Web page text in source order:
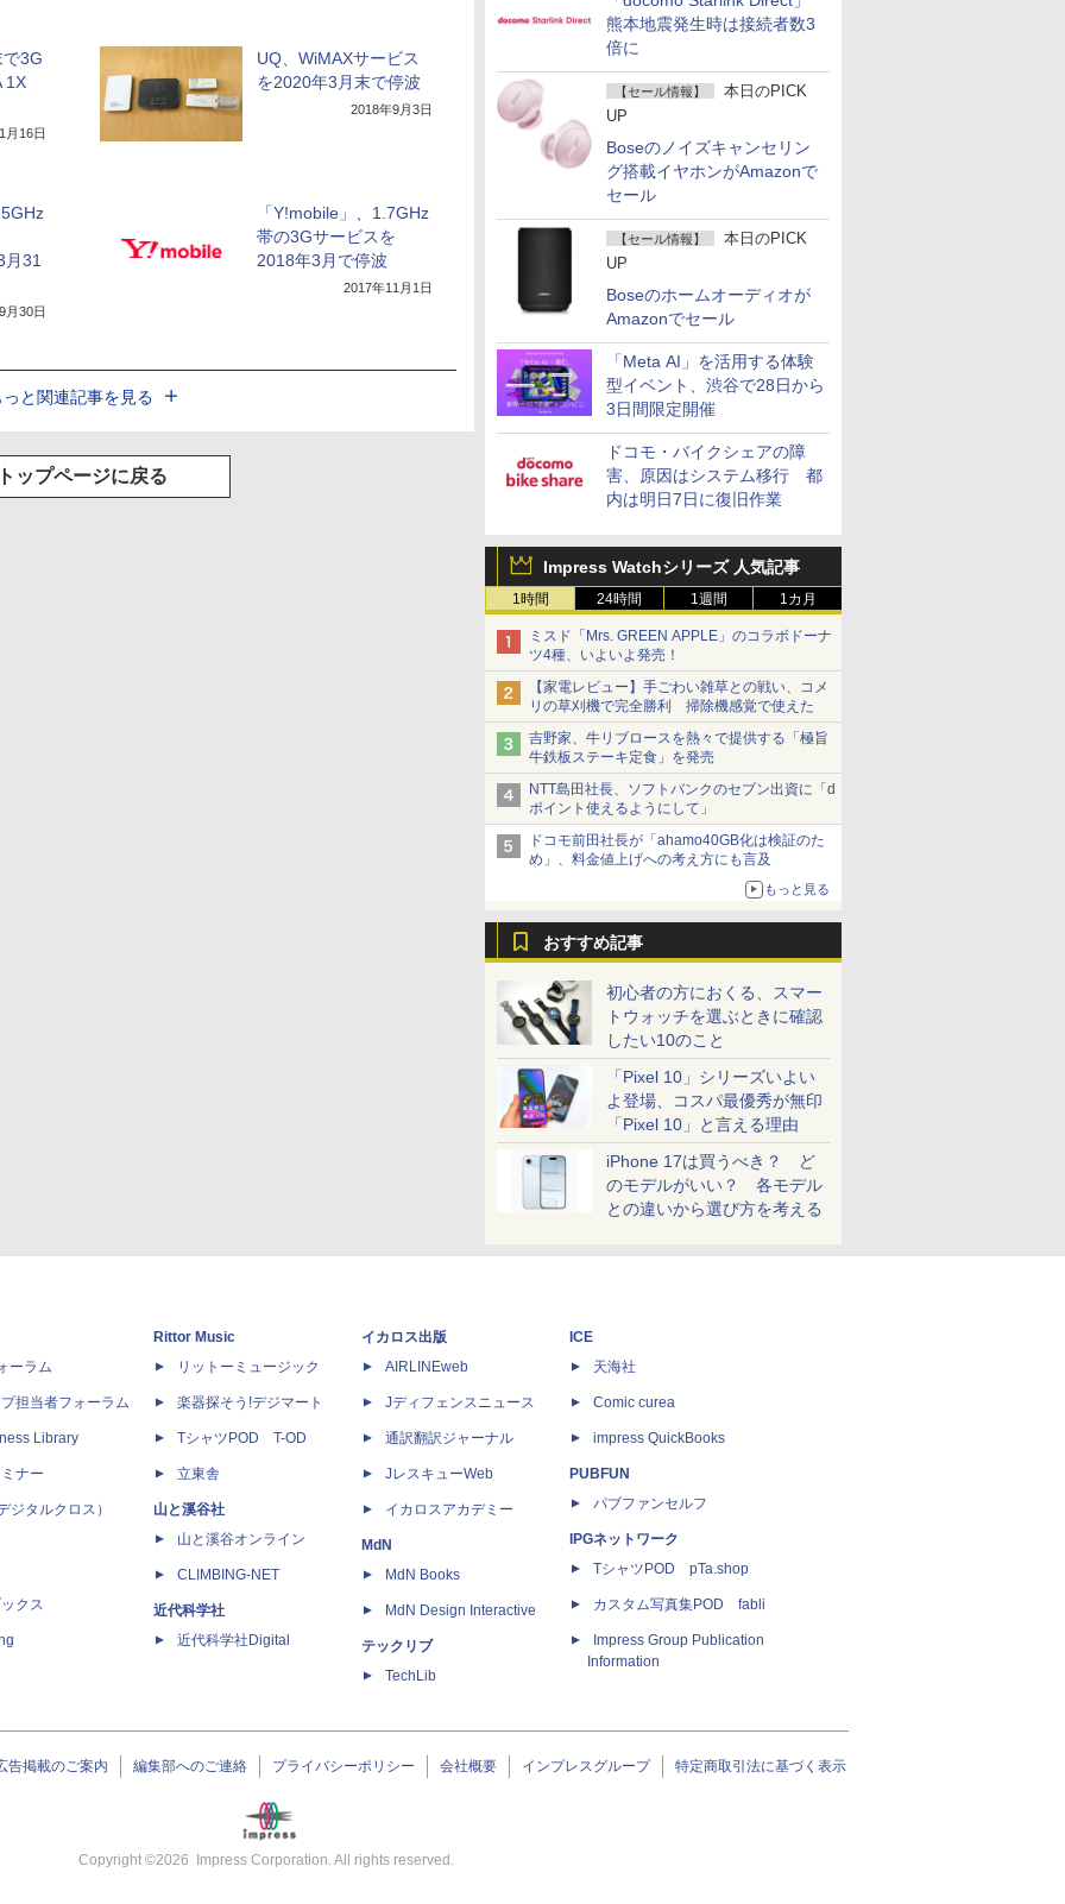
熊本地震発生時は接続者数3
倍に
【セール情報】
本日のPICK
UP
Boseのノイズキャンセリン
グ搭載イヤホンがAmazonで
セール
【セール情報】
本日のPICK
UP
Boseのホームオーディオが
Amazonでセール
「Meta AI」を活用する体験
型イベント、渋谷で28日から
3日間限定開催
ドコモ・バイクシェアの障
害、原因はシステム移行 都
内は明日7日に復旧作業
Impress Watchシリーズ 人気記事
1時間 24時間 1週間 1カ月
ミスド「Mrs. GREEN APPLE」のコラボドーナ
ツ4種、いよいよ発売！
【家電レビュー】手ごわい雑草との戦い、コメ
リの草刈機で完全勝利 掃除機感覚で使えた
吉野家、牛リブロースを熱々で提供する「極旨
牛鉄板ステーキ定食」を発売
NTT島田社長、ソフトバンクのセブン出資に「d
ポイント使えるようにして」
ドコモ前田社長が「ahamo40GB化は検証のた
め」、料金値上げへの考え方にも言及
もっと見る
おすすめ記事
初心者の方におくる、スマー
トウォッチを選ぶときに確認
したい10のこと
「Pixel 10」シリーズいよい
よ登場、コスパ最優秀が無印
「Pixel 10」と言える理由
iPhone 17は買うべき？ ど
のモデルがいい？ 各モデル
との違いから選び方を考える
3G
1X
月16日
UQ、WiMAXサービス
を2020年3月末で停波
2018年9月3日
月31
月30日
「Y!mobile」、1.7GHz
帯の3Gサービスを
2018年3月で停波
2017年11月1日
と関連記事を見る
ップページに戻る
ーラム
担当者フォーラム
Library
ナー
ジタルクロス）
クス
Rittor Music
リットーミュージック
楽器探そう!デジマート
TシャツPOD T-OD
立東舎
山と溪谷社
山と溪谷オンライン
CLIMBING-NET
近代科学社
近代科学社Digital
イカロス出版
AIRLINEweb
Jディフェンスニュース
通訳翻訳ジャーナル
JレスキューWeb
イカロスアカデミー
MdN
MdN Books
MdN Design Interactive
テックリブ
TechLib
ICE
天海社
Comic curea
impress QuickBooks
PUBFUN
パブファンセルフ
IPGネットワーク
TシャツPOD pTa.shop
カスタム写真集POD fabli
Impress Group Publication
Information
告掲載のご案内 編集部へのご連絡 プライバシーポリシー 会社概要 インプレスグループ 特定商取引法に基づく表示
Copyright ©2026 Impress Corporation. All rights reserved.